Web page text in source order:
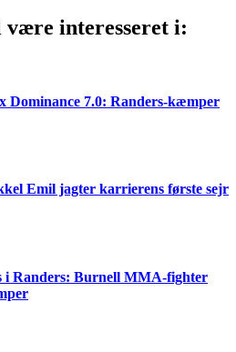
være interesseret i:
Dominance 7.0: Randers-kæmper
Emil jagter karrierens første sejr
i Randers: Burnell MMA-fighter